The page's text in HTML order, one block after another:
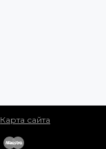
Карта сайта